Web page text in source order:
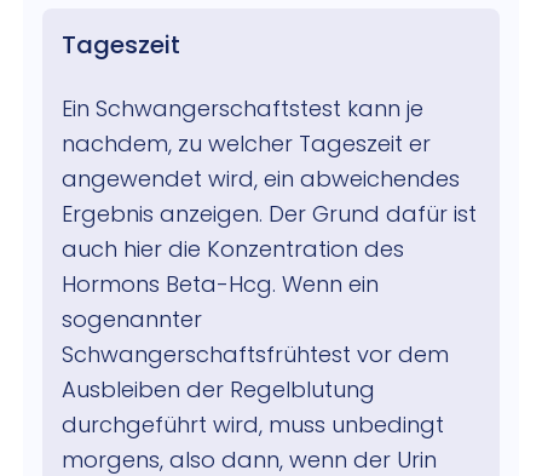
Tageszeit
Ein Schwangerschaftstest kann je
nachdem, zu welcher Tageszeit er
angewendet wird, ein abweichendes
Ergebnis anzeigen. Der Grund dafür ist
auch hier die Konzentration des
Hormons Beta-Hcg. Wenn ein
sogenannter
Schwangerschaftsfrühtest vor dem
Ausbleiben der Regelblutung
durchgeführt wird, muss unbedingt
morgens, also dann, wenn der Urin